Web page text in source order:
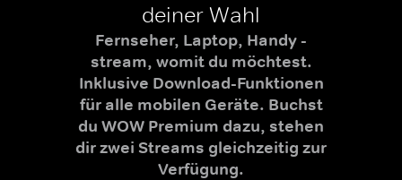
deiner Wahl
Fernseher, Laptop, Handy -
stream, womit du möchtest.
Inklusive Download-Funktionen
für alle mobilen Geräte. Buchst
du WOW Premium dazu, stehen
dir zwei Streams gleichzeitig zur
Verfügung.